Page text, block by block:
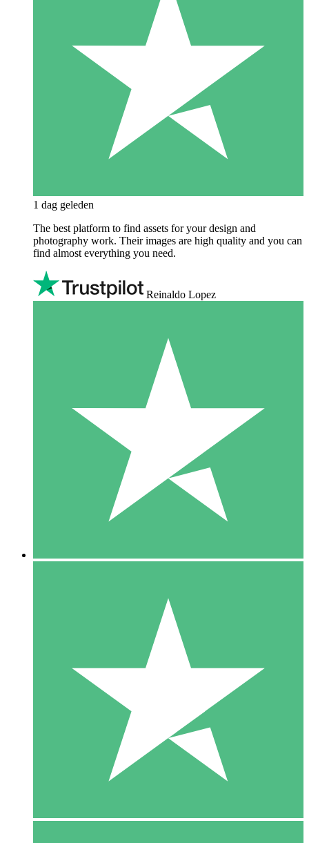
1 dag geleden
The best platform to find assets for your design and
photography work. Their images are high quality and you can
find almost everything you need.
Reinaldo Lopez